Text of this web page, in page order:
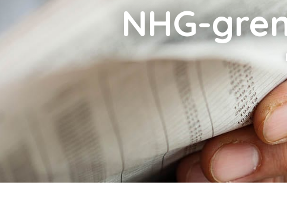
NHG-